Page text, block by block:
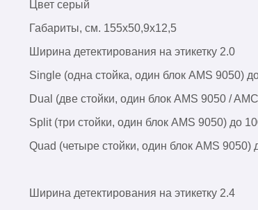
Цвет серый
Габариты, см. 155х50,9х12,5
Ширина детектирования на этикетку 2.0
Single (одна стойка, один блок AMS 9050)
Dual (две стойки, один блок AMS 9050 /
Split (три стойки, один блок AMS 9050) до
Quad (четыре стойки, один блок AMS
Ширина детектирования на этикетку 2.4